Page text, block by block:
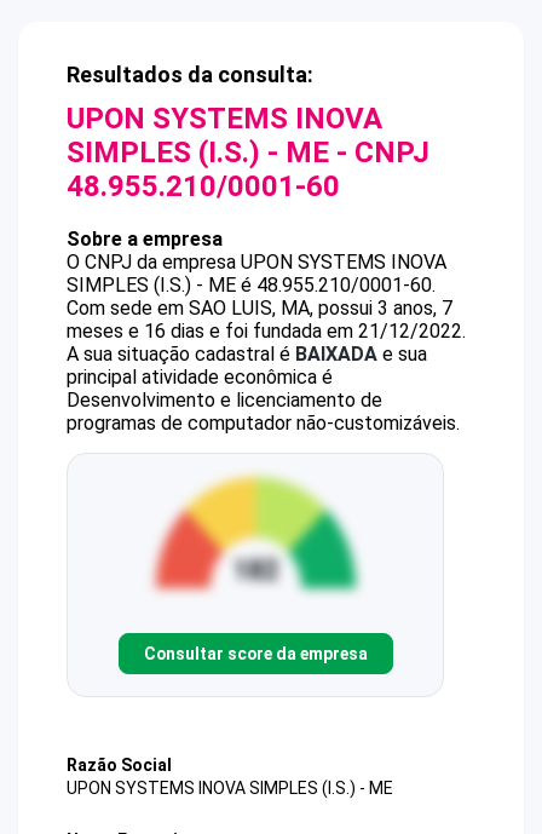
Resultados da consulta:
UPON SYSTEMS INOVA
SIMPLES (I.S.) - ME - CNPJ
48.955.210/0001-60
Sobre a empresa
O CNPJ da empresa UPON SYSTEMS INOVA
SIMPLES (I.S.) - ME é 48.955.210/0001-60.
Com sede em SAO LUIS, MA, possui 3 anos, 7
meses e 16 dias e foi fundada em 21/12/2022.
A sua situação cadastral é BAIXADA e sua
principal atividade econômica é
Desenvolvimento e licenciamento de
programas de computador não-customizáveis.
Consultar score da empresa
Razão Social
UPON SYSTEMS INOVA SIMPLES (I.S.) - ME